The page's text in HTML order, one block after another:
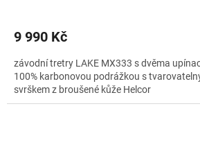
9 990 Kč
závodní tretry LAKE MX333 s dvěma
100% karbonovou podrážkou s
svrškem z broušené kůže Helcor